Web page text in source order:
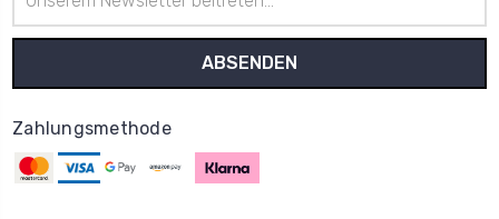
Mail-
Adresse
Zahlungsmethode